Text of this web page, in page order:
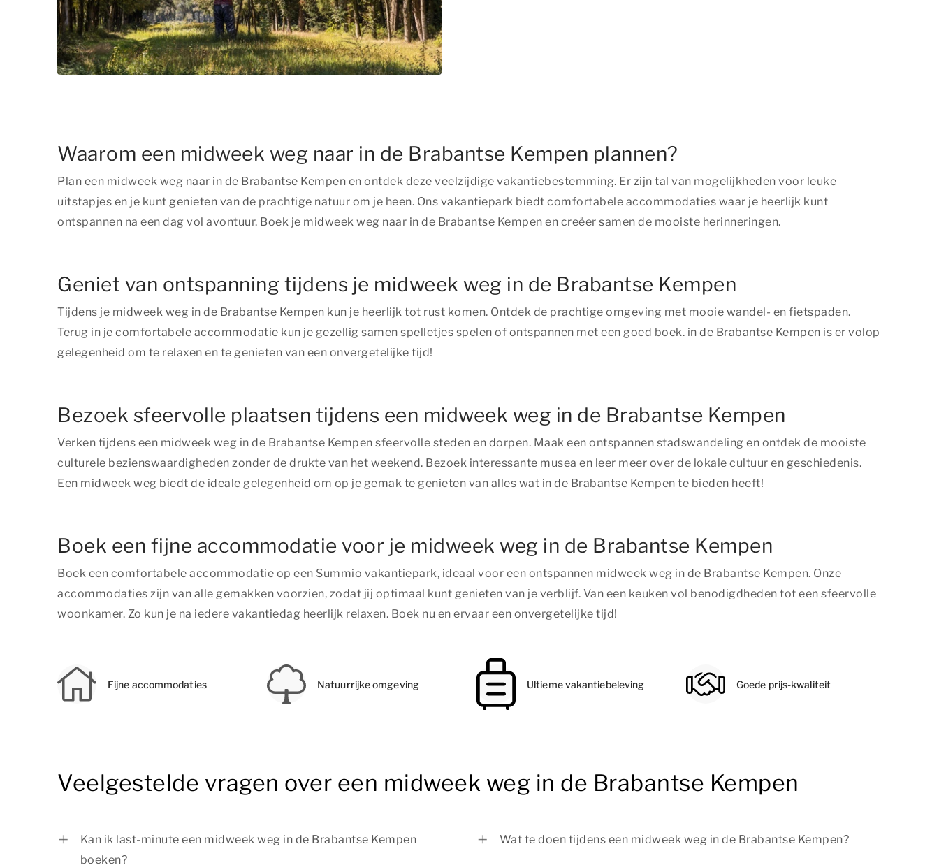
Waarom een midweek weg naar in de Brabantse Kempen plannen?
Plan een midweek weg naar in de Brabantse Kempen en ontdek deze veelzijdige vakantiebestemming. Er zijn tal van mogelijkheden voor leuke
uitstapjes en je kunt genieten van de prachtige natuur om je heen. Ons vakantiepark biedt comfortabele accommodaties waar je heerlijk kunt
ontspannen na een dag vol avontuur. Boek je midweek weg naar in de Brabantse Kempen en creëer samen de mooiste herinneringen.
Geniet van ontspanning tijdens je midweek weg in de Brabantse Kempen
Tijdens je midweek weg in de Brabantse Kempen kun je heerlijk tot rust komen. Ontdek de prachtige omgeving met mooie wandel- en fietspaden.
Terug in je comfortabele accommodatie kun je gezellig samen spelletjes spelen of ontspannen met een goed boek. in de Brabantse Kempen is er volop
gelegenheid om te relaxen en te genieten van een onvergetelijke tijd!
Bezoek sfeervolle plaatsen tijdens een midweek weg in de Brabantse Kempen
Verken tijdens een midweek weg in de Brabantse Kempen sfeervolle steden en dorpen. Maak een ontspannen stadswandeling en ontdek de mooiste
culturele bezienswaardigheden zonder de drukte van het weekend. Bezoek interessante musea en leer meer over de lokale cultuur en geschiedenis.
Een midweek weg biedt de ideale gelegenheid om op je gemak te genieten van alles wat in de Brabantse Kempen te bieden heeft!
Boek een fijne accommodatie voor je midweek weg in de Brabantse Kempen
Boek een comfortabele accommodatie op een Summio vakantiepark, ideaal voor een ontspannen midweek weg in de Brabantse Kempen. Onze
accommodaties zijn van alle gemakken voorzien, zodat jij optimaal kunt genieten van je verblijf. Van een keuken vol benodigdheden tot een sfeervolle
woonkamer. Zo kun je na iedere vakantiedag heerlijk relaxen. Boek nu en ervaar een onvergetelijke tijd!
Fijne accommodaties Natuurrijke omgeving Ultieme vakantiebeleving Goede prijs-kwaliteit
Veelgestelde vragen over een midweek weg in de Brabantse Kempen
Kan ik last-minute een midweek weg in de Brabantse Kempen
boeken?
Wat te doen tijdens een midweek weg in de Brabantse Kempen?